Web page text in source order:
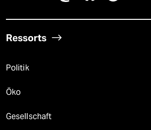
Ressorts
Politik
Öko
Gesellschaft